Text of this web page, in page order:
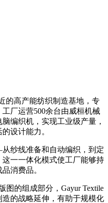
的高产能纺织制造基地，专
厂运营500余台由威桓机械
脑编织机，实现工业级产量，
设计能力。
纱线准备和自动编织，到定
一一体化模式使工厂能够持
消费品。
图的组成部分，Gayur Textile
的战略延伸，有助于规模化